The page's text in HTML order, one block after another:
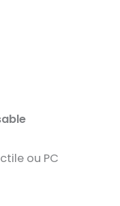
ou PC